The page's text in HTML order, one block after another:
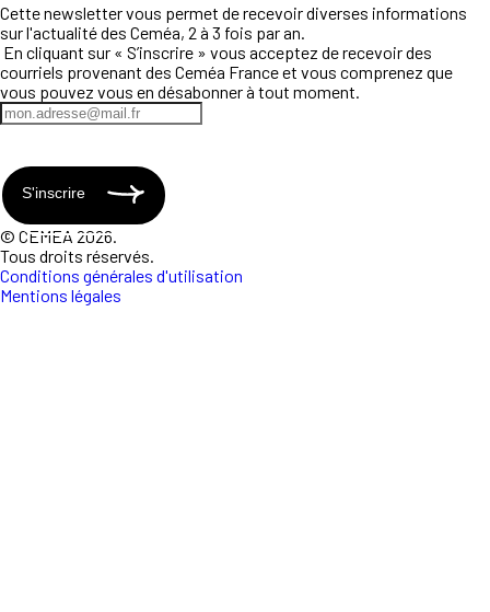
Cette newsletter vous permet de recevoir diverses informations
sur l'actualité des Ceméa, 2 à 3 fois par an.
En cliquant sur « S’inscrire » vous acceptez de recevoir des
courriels provenant des Ceméa France et vous comprenez que
vous pouvez vous en désabonner à tout moment.
S'inscrire
© CEMEA 2026.
Tous droits réservés.
Conditions générales d'utilisation
Mentions légales